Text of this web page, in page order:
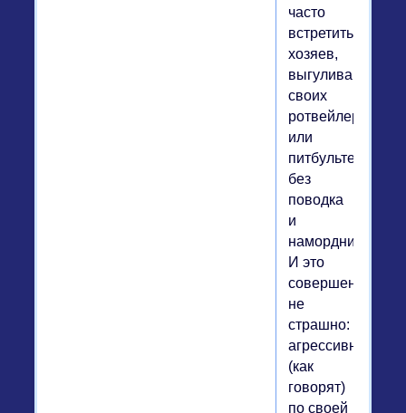
часто
встретить
хозяев,
выгуливающих
своих
ротвейлеров
или
питбультерьеров
без
поводка
и
намордника.
И это
совершенно
не
страшно:
агрессивные
(как
говорят)
по своей